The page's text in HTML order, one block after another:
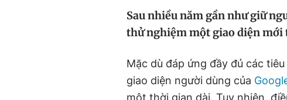
Sau nhiều năm gần như giữ
thử nghiệm một giao diện mới
Mặc dù đáp ứng đầy đủ các
giao diện người dùng của
một thời gian dài. Tuy nhiên,